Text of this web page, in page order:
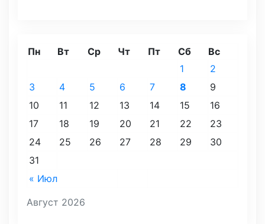
Август 2026
Пн Вт Ср Чт Пт Сб Вс
« Июл
1
2
3
4 5 6 7 8
9
10
11 12 13 14 15
16
17
18 19 20 21 22
23
24
25 26 27 28 29
30
31